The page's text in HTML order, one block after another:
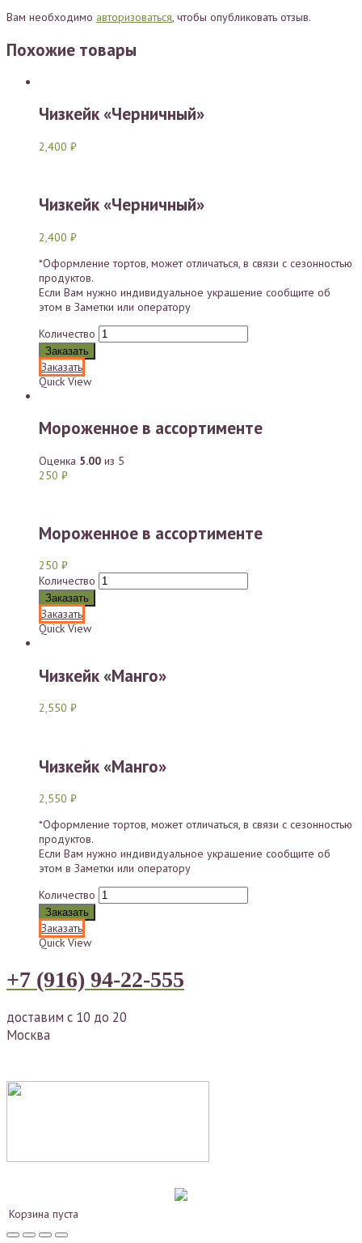
Вам необходимо авторизоваться, чтобы опубликовать отзыв.
Похожие товары
Чизкейк «Черничный»
2,400 ₽
Чизкейк «Черничный»
2,400 ₽
*Оформление тортов, может отличаться, в связи с сезонностью
продуктов.
Если Вам нужно индивидуальное украшение сообщите об
этом в Заметки или оператору
Количество
Заказать
Заказать
Quick View
Мороженное в ассортименте
Оценка 5.00 из 5
250 ₽
Мороженное в ассортименте
250 ₽
Количество
Заказать
Заказать
Quick View
Чизкейк «Манго»
2,550 ₽
Чизкейк «Манго»
2,550 ₽
*Оформление тортов, может отличаться, в связи с сезонностью
продуктов.
Если Вам нужно индивидуальное украшение сообщите об
этом в Заметки или оператору
Количество
Заказать
Заказать
Quick View
+7 (916) 94-22-555
доставим с 10 до 20
Москва
Корзина пуста